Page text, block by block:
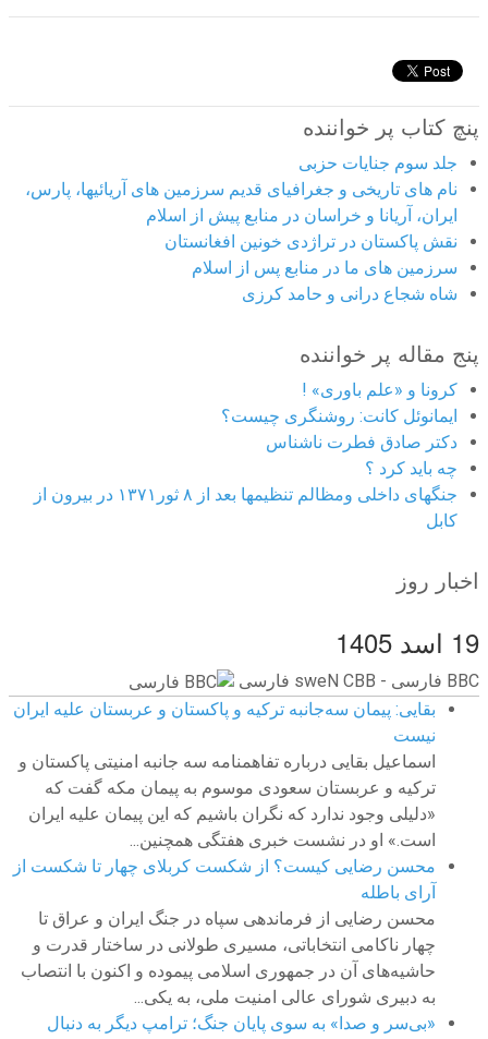
پنچ کتاب پر خواننده
جلد سوم جنایات حزبی
نام های تاریخی و جغرافیای قدیم سرزمین های آریائیها، پارس،
ایران، آریانا و خراسان در منابع پیش از اسلام
نقش پاکستان در تراژدی خونین افغانستان
سرزمین های ما در منابع پس از اسلام
شاه شجاع درانی و حامد کرزی
پنج مقاله پر خواننده
کرونا و «علم باوری» !
ایمانوئل کانت: روشنگری چیست؟
دکتر صادق فطرت ناشناس
چه باید کرد ؟
جنگهای داخلی ومظالم تنظیمها بعد از ۸ ثور۱۳۷۱ در بیرون از
کابل
اخبار روز
19 اسد 1405
BBC ‮فارسی - BBC News فارسی
بقایی: پیمان سه‌جانبه ترکیه و پاکستان و عربستان علیه ایران
نیست
اسماعیل بقایی درباره تفاهمنامه سه جانبه امنیتی پاکستان و
ترکیه و عربستان سعودی موسوم به پیمان مکه گفت که
«دلیلی وجود ندارد که نگران باشیم که این پیمان علیه ایران
است.» او در نشست خبری هفتگی همچنین...
محسن رضایی کیست؟ از شکست کربلای چهار تا شکست از
آرای باطله
محسن رضایی از فرماندهی سپاه در جنگ ایران و عراق تا
چهار ناکامی انتخاباتی، مسیری طولانی در ساختار قدرت و
حاشیه‌های آن در جمهوری اسلامی پیموده و اکنون با انتصاب
به دبیری شورای عالی امنیت ملی، به یکی...
«بی‌سر و صدا» به سوی پایان جنگ؛ ترامپ دیگر به دنبال